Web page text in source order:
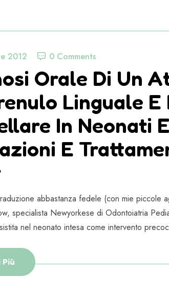
2012 0 Comments
Orale Di Un
Linguale
In Neonati
E
abbastanza fedele (con mie piccole
specialista Newyorkese di Odontoiatria
nel neonato intesa come intervento
Più